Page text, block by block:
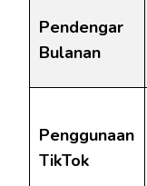
Pendengar
Bulanan
Penggunaan
TikTok